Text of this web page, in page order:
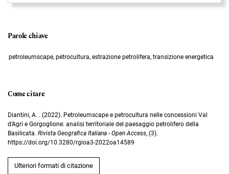
Parole chiave
petroleumscape, petrocultura, estrazione petrolifera, transizione energetica
Come citare
Diantini, A. . (2022). Petroleumscape e petrocultura nelle concessioni Val
d’Agri e Gorgoglione: analisi territoriale del paesaggio petrolifero della
Basilicata. Rivista Geografica Italiana - Open Access, (3).
https://doi.org/10.3280/rgioa3-2022oa14589
Ulteriori formati di citazione